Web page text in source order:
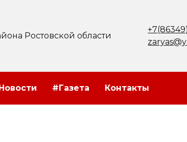
Ростовской области
#Газета Контакты